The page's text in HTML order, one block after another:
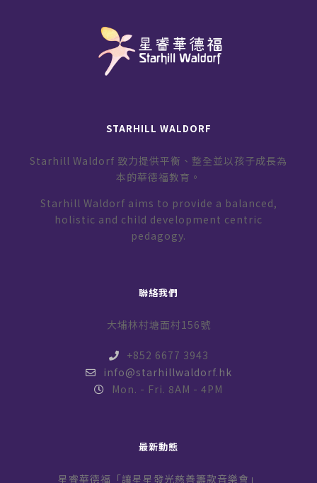
STARHILL WALDORF
Starhill Waldorf 致力提供平衡、整全並以孩子成長為
本的華德福教育。
Starhill Waldorf aims to provide a balanced,
holistic and child development centric
pedagogy.
聯絡我們
大埔林村塘面村156號
+852 6677 3943
info@starhillwaldorf.hk
Mon. - Fri. 8AM - 4PM
最新動態
星睿華德福「讓星星發光慈善籌款音樂會」